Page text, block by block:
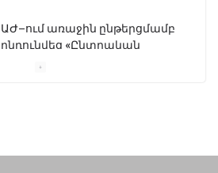
ԱԺ–ում առաջին ընթերցմամբ
ընդունվեց «Ընտրական
կբողոքարկի Գարեգին